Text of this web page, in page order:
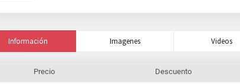
Información Imagenes Videos
Precio Descuento